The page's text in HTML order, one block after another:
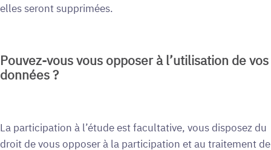
elles seront supprimées.
Pouvez-vous vous opposer à l’utilisation de vos
données ?
La participation à l’étude est facultative, vous disposez du
droit de vous opposer à la participation et au traitement de